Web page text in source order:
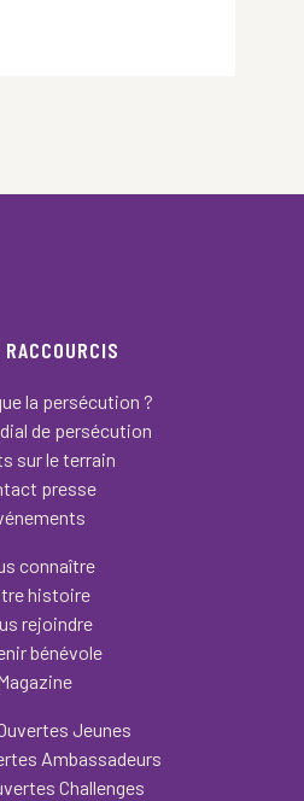
la persécution ?
de persécution
sur le terrain
presse
connaître
histoire
rejoindre
bénévole
Jeunes
Ambassadeurs
Challenges